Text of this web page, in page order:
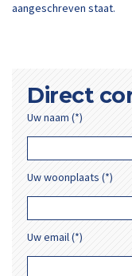
aangeschreven staat.
Direct
Uw naam (*)
Uw woonplaats (*)
Uw email (*)